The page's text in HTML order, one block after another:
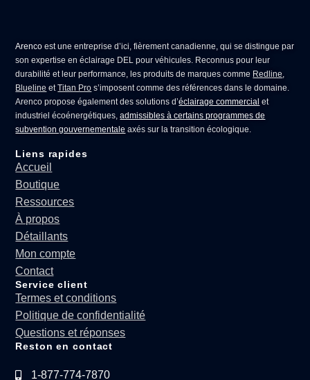
Arenco est une entreprise d’ici, fièrement canadienne, qui se distingue par
son expertise enéclairage DEL pour véhicules. Reconnus pour leur
durabilité et leur performance, les produits de marques comme Redline,
Blueline etTitan Pro s’imposent comme des références dans le domaine.
Arenco propose également des solutions d’éclairage commercial et
industriel écoénergétiques,admissibles à certains programmes de
subvention gouvernementale axés sur la transition écologique.
Liens rapides
Accueil
Boutique
Ressources
À propos
Détaillants
Mon compte
Contact
Service client
Termes et conditions
Politique de confidentialité
Questions et réponses
Reston en contact
1-877-774-7870